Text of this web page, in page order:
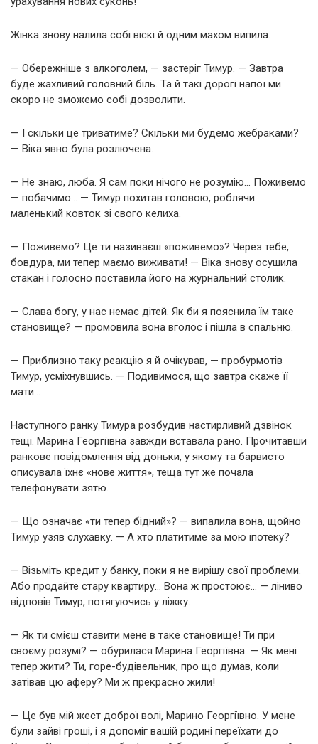
Жінка знову налила собі віскі й одним махом випила.
— Обережніше з алкоголем, — застеріг Тимур. — Завтра
буде жахливий головний біль. Та й такі дорогі напої ми
скоро не зможемо собі дозволити.
— І скільки це триватиме? Скільки ми будемо жебраками?
— Віка явно була розлючена.
— Не знаю, люба. Я сам поки нічого не розумію… Поживемо
— побачимо… — Тимур похитав головою, роблячи
маленький ковток зі свого келиха.
— Поживемо? Це ти називаєш «поживемо»? Через тебе,
бовдура, ми тепер маємо виживати! — Віка знову осушила
стакан і голосно поставила його на журнальний столик.
— Слава богу, у нас немає дітей. Як би я пояснила їм таке
становище? — промовила вона вголос і пішла в спальню.
— Приблизно таку реакцію я й очікував, — пробурмотів
Тимур, усміхнувшись. — Подивимося, що завтра скаже її
мати…
Наступного ранку Тимура розбудив настирливий дзвінок
тещі. Марина Георгіївна завжди вставала рано. Прочитавши
ранкове повідомлення від доньки, у якому та барвисто
описувала їхнє «нове життя», теща тут же почала
телефонувати зятю.
— Що означає «ти тепер бідний»? — випалила вона, щойно
Тимур узяв слухавку. — А хто платитиме за мою іпотеку?
— Візьміть кредит у банку, поки я не вирішу свої проблеми.
Або продайте стару квартиру… Вона ж простоює… — ліниво
відповів Тимур, потягуючись у ліжку.
— Як ти смієш ставити мене в таке становище! Ти при
своєму розумі? — обурилася Марина Георгіївна. — Як мені
тепер жити? Ти, горе-будівельник, про що думав, коли
затівав цю аферу? Ми ж прекрасно жили!
— Це був мій жест доброї волі, Марино Георгіївно. У мене
були зайві гроші, і я допоміг вашій родині переїхати до